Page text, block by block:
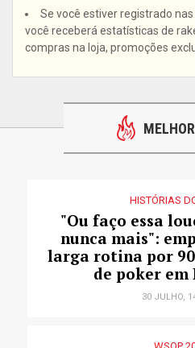
Se você estiver registrado
você receberá estatísticas de
compras na loja, promoções
HISTÓRIAS
"Ou faço essa
nunca mais":
larga rotina por
de poker em
30 JULHO,